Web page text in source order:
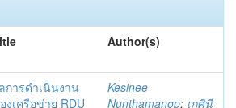
Author(s)
การดำเนินงาน
งเครือข่าย RDU
Kesinee
Nunthamanop; เกศินี